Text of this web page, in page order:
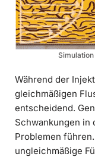
Während der
gleichmäßigen
entscheidend.
Schwankungen in
Problemen
ungleichmäßige